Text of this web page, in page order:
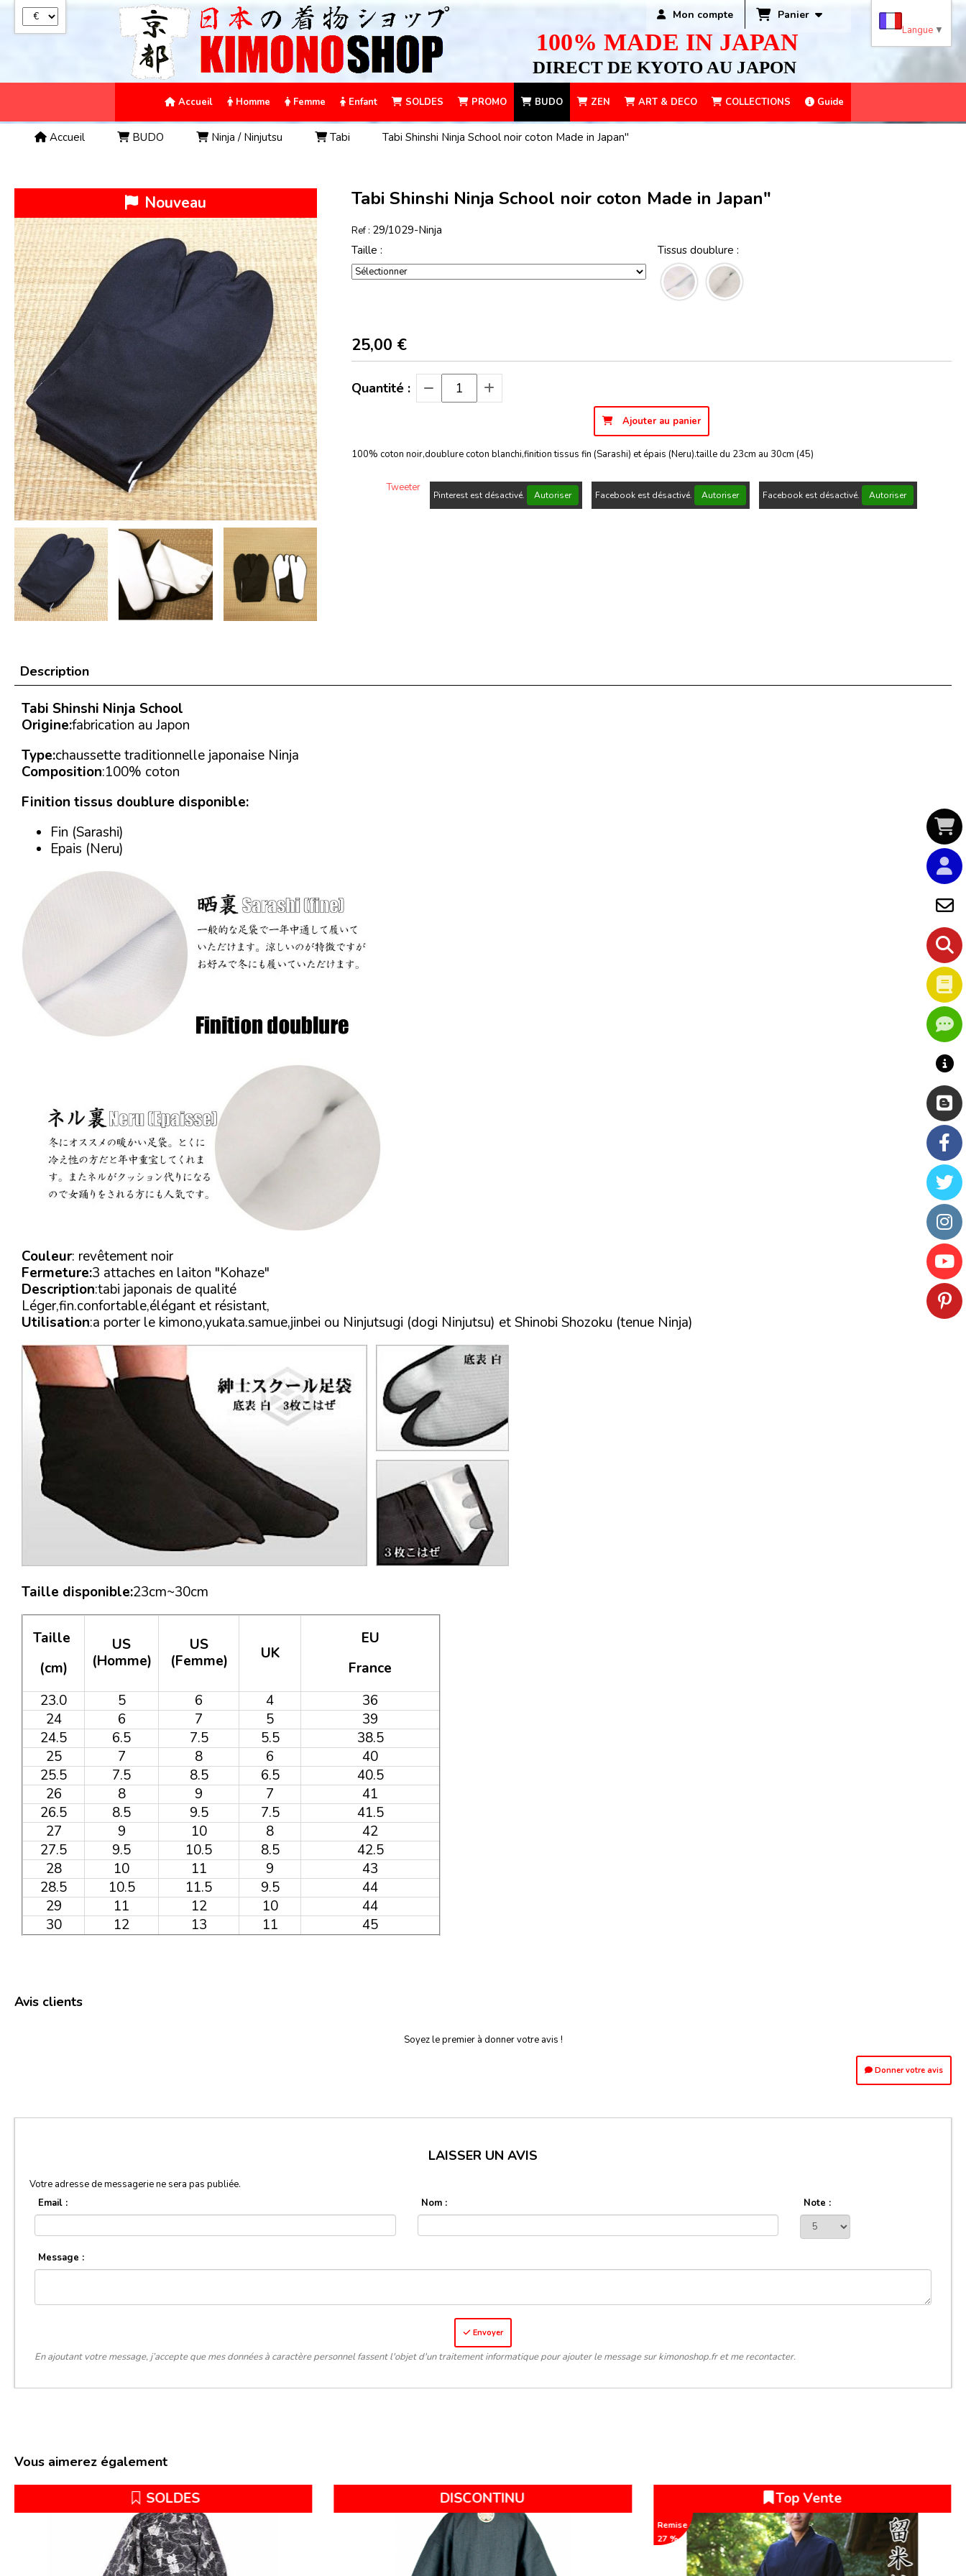
100% MADE IN JAPAN
DIRECT DE KYOTO AU JAPON
Mon compte Panier
Accueil Homme Femme Enfant SOLDES PROMO BUDO ZEN ART & DECO COLLECTIONS Guide
Accueil BUDO Ninja / Ninjutsu Tabi Tabi Shinshi Ninja School noir coton Made in Japan"
Nouveau Tabi Shinshi Ninja School noir coton Made in Japan"
Ref : 29/1029-Ninja
Taille :
Tissus doublure :
25,00 €
Quantité :
Ajouter au panier
100% coton noir,doublure coton blanchi,finition tissus fin (Sarashi) et épais (Neru).taille du 23cm au 30cm (45)
Tweeter
Pinterest est désactivé. Autoriser Facebook est désactivé. Autoriser Facebook est désactivé. Autoriser
Description
Tabi Shinshi Ninja School
Origine:fabrication au Japon
Type:chaussette traditionnelle japonaise Ninja
Composition:100% coton
Finition tissus doublure disponible:
Fin (Sarashi)
Epais (Neru)
Couleur: revêtement noir
Fermeture:3 attaches en laiton "Kohaze"
Description:tabi japonais de qualité
Léger,fin.confortable,élégant et résistant,
Utilisation:a porter le kimono,yukata.samue,jinbei ou Ninjutsugi (dogi Ninjutsu) et Shinobi Shozoku (tenue Ninja)
Taille disponible:23cm~30cm
Taille
(cm)
US
(Homme)
US
(Femme)
UK
EU
France
23.0
5 6 4
36
24
6 7 5
39
24.5
6.5 7.5 5.5
38.5
25
7 8 6
40
25.5
7.5 8.5 6.5
40.5
26
8 9 7
41
26.5
8.5 9.5 7.5
41.5
27
9 10 8
42
27.5
9.5 10.5 8.5
42.5
28
10 11 9
43
28.5
10.5 11.5 9.5
44
29
11 12 10
44
30
12 13 11 45
Avis clients
Soyez le premier à donner votre avis !
Donner votre avis
LAISSER UN AVIS
Votre adresse de messagerie ne sera pas publiée.
Email :
Nom : Note :
Message :
Envoyer
En ajoutant votre message, j’accepte que mes données à caractère personnel fassent l'objet d'un traitement informatique pour ajouter le message sur kimonoshop.fr et me recontacter.
Vous aimerez également
Langue ▼
Panneau de gestion des cookies